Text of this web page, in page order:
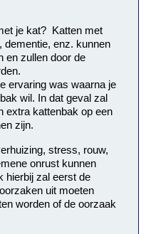
je kat? Katten met
dementie, enz. kunnen
en zullen door de
ervaring was waarna je
wil. In dat geval zal
extra kattenbak op een
zijn.
stress, rouw,
onrust kunnen
hierbij zal eerst de
uit moeten
worden of de oorzaak